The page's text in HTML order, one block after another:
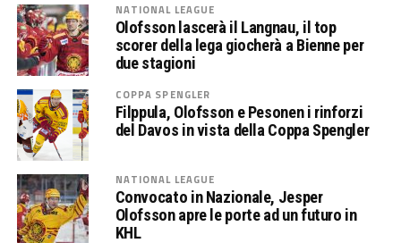
NATIONAL LEAGUE
Olofsson lascerà il Langnau, il top
scorer della lega giocherà a Bienne per
due stagioni
COPPA SPENGLER
Filppula, Olofsson e Pesonen i rinforzi
del Davos in vista della Coppa Spengler
NATIONAL LEAGUE
Convocato in Nazionale, Jesper
Olofsson apre le porte ad un futuro in
KHL